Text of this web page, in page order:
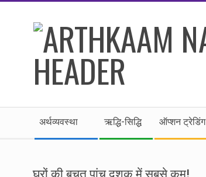
।।
अर्थकाम।।
BE
Secondary
अर्थव्यवस्था ऋद्धि-सिद्धि ऑप्शन ट्रेडिंग
घरों की बचत पांच दशक में सबसे कम!